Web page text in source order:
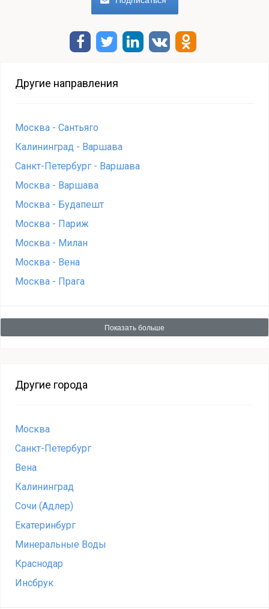
Другие направления
Москва - Сантьяго
Калининград - Варшава
Санкт-Петербург - Варшава
Москва - Варшава
Москва - Будапешт
Москва - Париж
Москва - Милан
Москва - Вена
Москва - Прага
Показать больше
Другие города
Москва
Санкт-Петербург
Вена
Калининград
Сочи (Адлер)
Екатеринбург
Минеральные Воды
Краснодар
Инсбрук